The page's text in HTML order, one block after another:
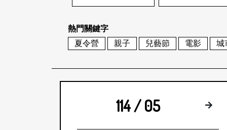
熱門關鍵字
夏令營
親子 兒藝節 電影 城
114 / 05 下個